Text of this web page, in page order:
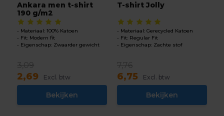
Ankara men t-shirt
190 g/m2
Materiaal: 100% Katoen
Fit: Modern fit
Eigenschap: Zwaarder gewicht
3,09
2,69 Excl. btw
Bekijken
T-shirt Jolly
Materiaal: Gerecycled Katoen
Fit: Regular Fit
Eigenschap: Zachte stof
7,76
6,75 Excl. btw
Bekijken